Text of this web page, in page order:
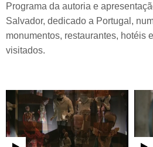
Programa da autoria e
Salvador, dedicado a Portugal,
monumentos, restaurantes, hotéis
visitados.